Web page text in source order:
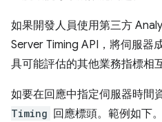
如果開發人員使用第三方
Server Timing API，將伺服器
具可能評估的其他業務指標相
如要在回應中指定伺服器時間
Timing 回應標頭。範例如下。